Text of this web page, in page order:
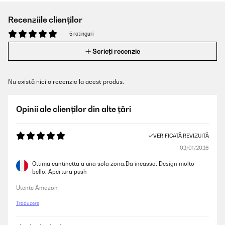
Recenziile clienților
5 ratinguri
Scrieți recenzie
Nu există nici o recenzie la acest produs.
Opinii ale clienților din alte țări
VERIFICATĂ REVIZUITĂ
02/01/2026
Ottima cantinetta a una sola zona.Da incasso. Design molto
bello. Apertura push
Utente Amazon
Traducere